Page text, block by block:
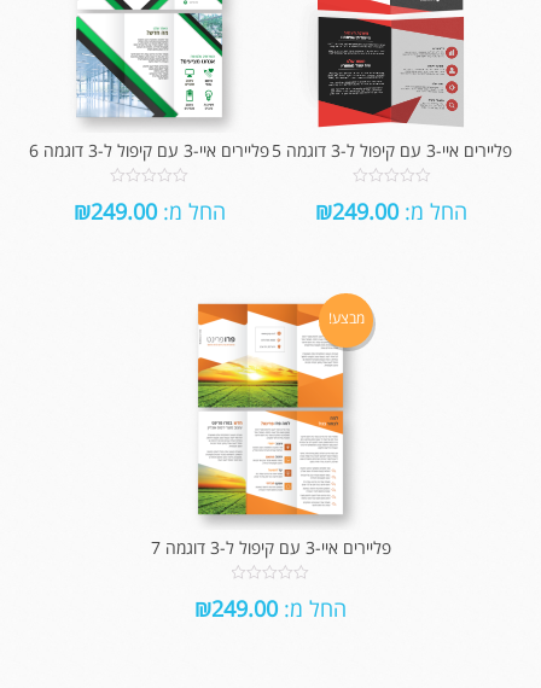
פליירים איי-3 עם קיפול ל-3 דוגמה 5
out
החל מ: ₪249.00
פליירים איי-3 עם קיפול ל-3 דוגמה 6
out
החל מ: ₪249.00
מבצע!
פליירים איי-3 עם קיפול ל-3 דוגמה 7
out
החל מ: ₪249.00